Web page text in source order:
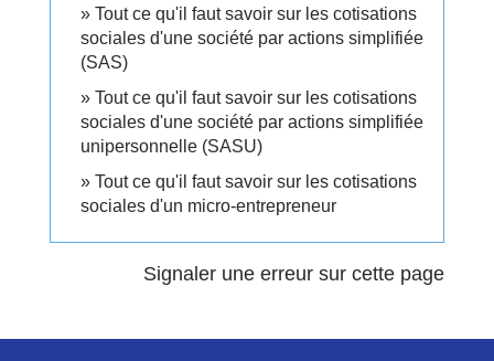
Tout ce qu'il faut savoir sur les cotisations
sociales d'une société par actions simplifiée
(SAS)
Tout ce qu'il faut savoir sur les cotisations
sociales d'une société par actions simplifiée
unipersonnelle (SASU)
Tout ce qu'il faut savoir sur les cotisations
sociales d'un micro-entrepreneur
Signaler une erreur sur cette page